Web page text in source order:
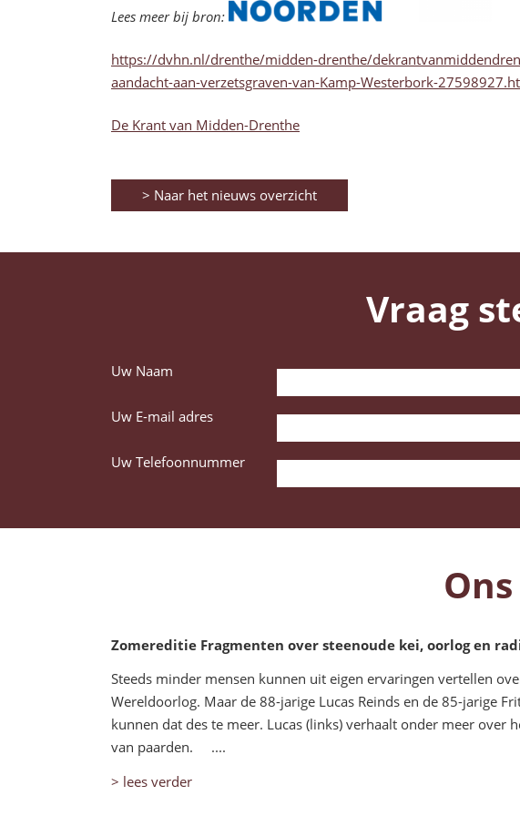
Lees meer bij bron:
https://dvhn.nl/drenthe/midden-drenthe/
aandacht-aan-verzetsgraven-van-Kamp-Westerbork-
De Krant van Midden-Drenthe
> Naar het nieuws overzicht
Vraag
Uw Naam
Uw E-mail adres
Uw Telefoonnummer
Zomereditie Fragmenten over steenoude kei, oorlog en
Steeds minder mensen kunnen uit eigen ervaringen vertellen
Wereldoorlog. Maar de 88-jarige Lucas Reinds en de 85-jarige
kunnen dat des te meer. Lucas (links) verhaalt onder meer over
van paarden. ....
> lees verder